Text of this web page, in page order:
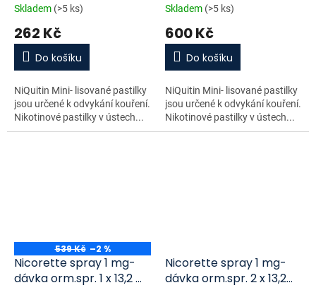
Skladem (>5 ks)
262 Kč
Do košíku
NiQuitin Mini- lisované pastilky
jsou určené k odvykání kouření.
Nikotinové pastilky v ústech...
Skladem (>5 ks)
600 Kč
Do košíku
NiQuitin Mini- lisované pastilky
jsou určené k odvykání kouření.
Nikotinové pastilky v ústech...
539 Kč –2 %
Nicorette spray 1 mg-
dávka orm.spr. 1 x 13,2 ml
Nicorette spray 1 mg-
dávka orm.spr. 2 x 13,2